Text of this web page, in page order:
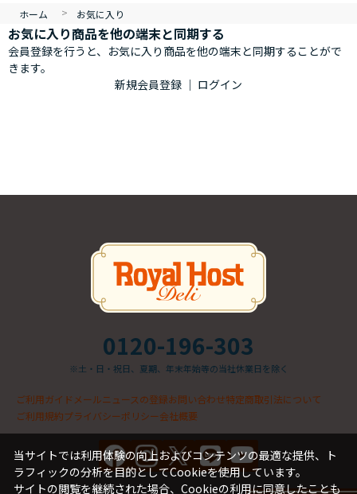
ホーム > お気に入り
お気に入り商品を他の端末と同期する
会員登録を行うと、お気に入り商品を他の端末と同期することがで
きます。
新規会員登録 ｜ ログイン
0120-196-303
※土・日・祝日、夏期、年末年始等の当社休業日を除く
ご利用ガイド メールニュースの登録お問い合わせ特定商取引法について
ご利用規約プライバシーポリシー会社概要
当サイトでは利用体験の向上およびコンテンツの最適な提供、ト
ラフィックの分析を目的としてCookieを使用しています。
サイトの閲覧を継続された場合、Cookieの利用に同意したことも